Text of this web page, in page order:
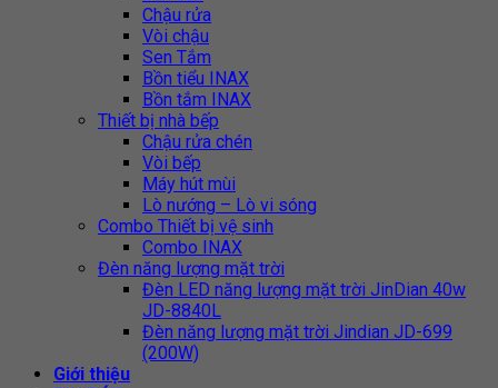
Chậu rửa
Vòi chậu
Sen Tắm
Bồn tiểu INAX
Bồn tắm INAX
Thiết bị nhà bếp
Chậu rửa chén
Vòi bếp
Máy hút mùi
Lò nướng – Lò vi sóng
Combo Thiết bị vệ sinh
Combo INAX
Đèn năng lượng mặt trời
Đèn LED năng lượng mặt trời JinDian 40w
JD-8840L
Đèn năng lượng mặt trời Jindian JD-699
(200W)
Giới thiệu